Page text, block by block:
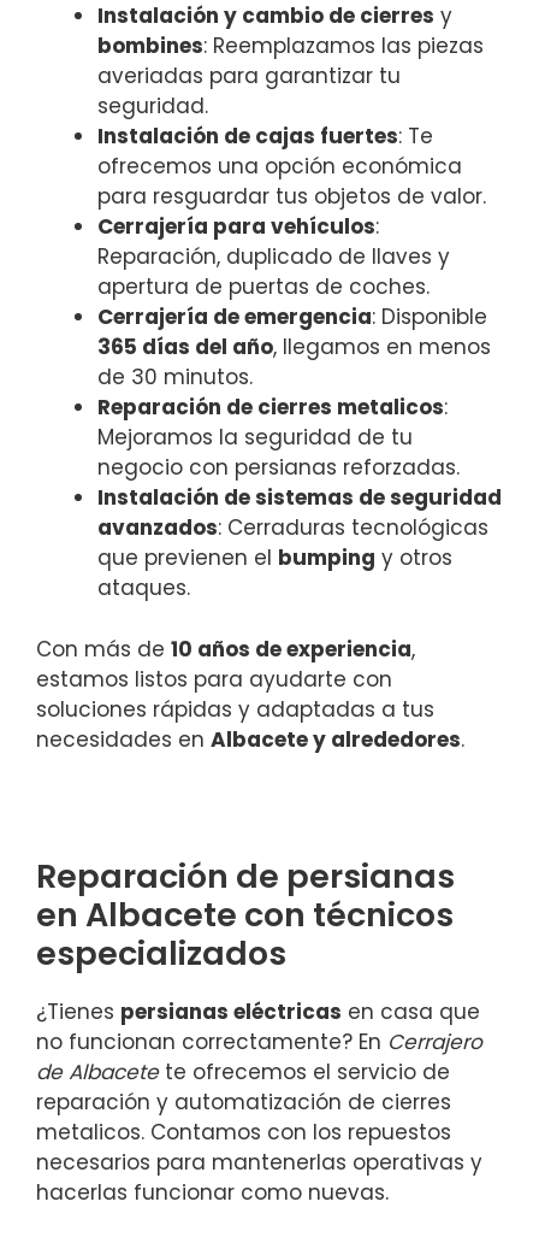
Instalación y cambio de cierres y
bombines: Reemplazamos las piezas
averiadas para garantizar tu
seguridad.
Instalación de cajas fuertes: Te
ofrecemos una opción económica
para resguardar tus objetos de valor.
Cerrajería para vehículos:
Reparación, duplicado de llaves y
apertura de puertas de coches.
Cerrajería de emergencia: Disponible
365 días del año, llegamos en menos
de 30 minutos.
Reparación de cierres metalicos:
Mejoramos la seguridad de tu
negocio con persianas reforzadas.
Instalación de sistemas de seguridad
avanzados: Cerraduras tecnológicas
que previenen el bumping y otros
ataques.
Con más de 10 años de experiencia,
estamos listos para ayudarte con
soluciones rápidas y adaptadas a tus
necesidades en Albacete y alrededores.
Reparación de persianas
en Albacete con técnicos
especializados
¿Tienes persianas eléctricas en casa que
no funcionan correctamente? En Cerrajero
de Albacetete ofrecemos el servicio de
reparación y automatización de cierres
metalicos. Contamos con los repuestos
necesarios para mantenerlas operativas y
hacerlas funcionar como nuevas.